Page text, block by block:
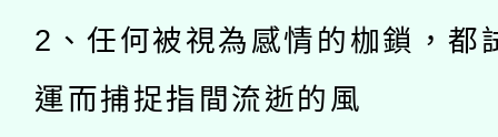
2、任何被視為感情的枷鎖，都
運而捕捉指間流逝的風